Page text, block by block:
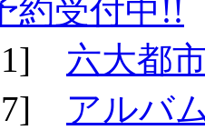
約受付中!!
六大都
アルバ